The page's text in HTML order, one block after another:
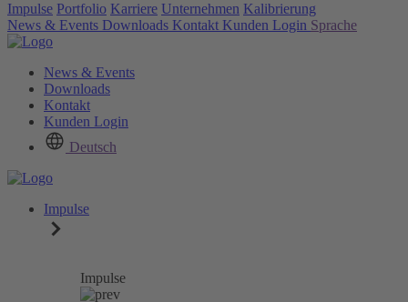
Impulse Portfolio Karriere Unternehmen Kalibrierung
News & Events Downloads Kontakt Kunden Login Sprache
News & Events
Downloads
Kontakt
Kunden Login
Deutsch
Impulse
Impulse